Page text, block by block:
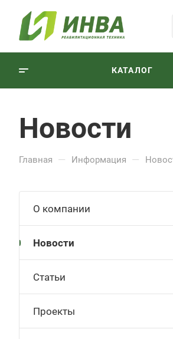
КАТАЛОГ
Новости
Главная — Информация —
О компании
Новости
Статьи
Проекты